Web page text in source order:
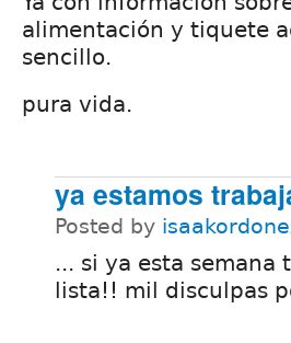
alimentación y tiquete
sencillo.
pura vida.
ya estamos
Posted by
... si ya esta semana
lista!! mil disculpas